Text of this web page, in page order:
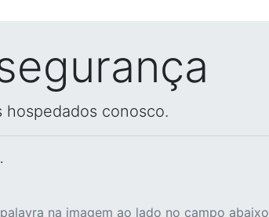
conosco.
na imagem ao lado no campo abaixo